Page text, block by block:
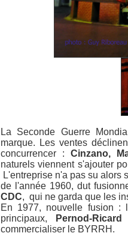
La Seconde Guerre
marque. Les ventes
concurrencer :Cinzano,
naturels viennent s'ajouter
L'entreprise n'a pas su alors
de l'année 1960, dut
CDC, qui ne garda que les
En 1977, nouvelle fusion
principaux,
Pernod-Ricard
commercialiser le BYRRH.